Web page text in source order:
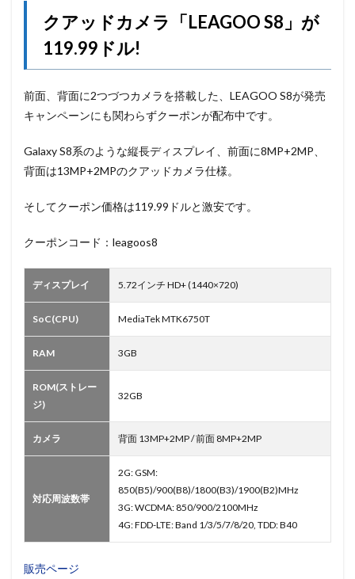
クアッドカメラ「LEAGOO S8」が
119.99ドル!
前面、背面に2つづつカメラを搭載した、LEAGOO S8が発売
キャンペーンにも関わらずクーポンが配布中です。
Galaxy S8系のような縦長ディスプレイ、前面に8MP+2MP、
背面は13MP+2MPのクアッドカメラ仕様。
そしてクーポン価格は119.99ドルと激安です。
クーポンコード：leagoos8
ディスプレイ 5.72インチ HD+ (1440×720)
SoC(CPU) MediaTek MTK6750T
RAM 3GB
ROM(ストレー
ジ)
32GB
カメラ 背面 13MP+2MP / 前面 8MP+2MP
対応周波数帯
2G: GSM:
850(B5)/900(B8)/1800(B3)/1900(B2)MHz
3G: WCDMA: 850/900/2100MHz
4G: FDD-LTE: Band 1/3/5/7/8/20, TDD: B40
販売ページ